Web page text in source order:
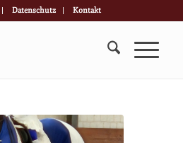
Datenschutz Kontakt